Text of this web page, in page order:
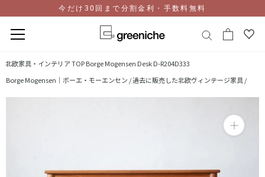
テ
ン
今だけ30回まで分割金利・手数料無料
北欧家具・インテリア TOPBorge Mogensen Desk D-R204D333
Borge Mogensen｜ボーエ・モーエンセン /過去に販売した北欧ヴィンテージ家具 /